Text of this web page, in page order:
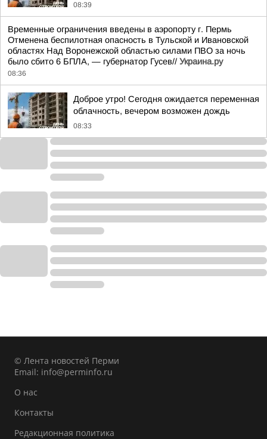
08:39
Временные ограничения введены в аэропорту г. Пермь
Отменена беспилотная опасность в Тульской и Ивановской
областях Над Воронежской областью силами ПВО за ночь
было сбито 6 БПЛА, — губернатор Гусев// Украина.ру
08:36
Доброе утро! Сегодня ожидается переменная
облачность, вечером возможен дождь
08:33
© Лента новостей Перми
Email: info@perminfo.ru
О нас
Контакты
Редакционная политика